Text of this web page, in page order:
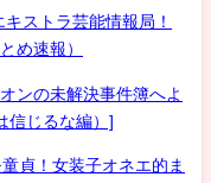
ストラ芸能情報局！
め速報）
ンの未解決事件簿へよ
信じるな編）]
貞！女装子オネエ的ま